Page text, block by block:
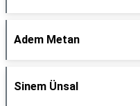
Adem Metan
Sinem Ünsal